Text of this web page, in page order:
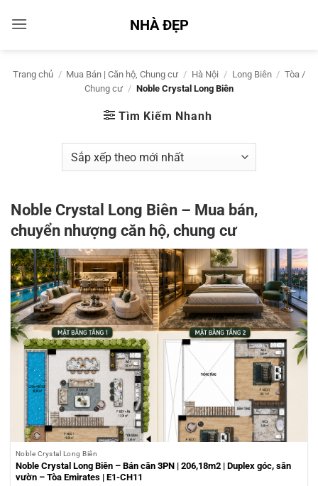
qua
NHÀ ĐẸP
Trang chủ / Mua Bán | Căn hộ, Chung cư / Hà Nội / Long Biên / Tòa /
Chung cư / Noble Crystal Long Biên
Tìm Kiếm Nhanh
Noble Crystal Long Biên – Mua bán,
chuyển nhượng căn hộ, chung cư
Noble Crystal Long Biên
Noble Crystal Long Biên – Bán căn 3PN | 206,18m2 | Duplex góc, sân
vườn – Tòa Emirates | E1-CH11